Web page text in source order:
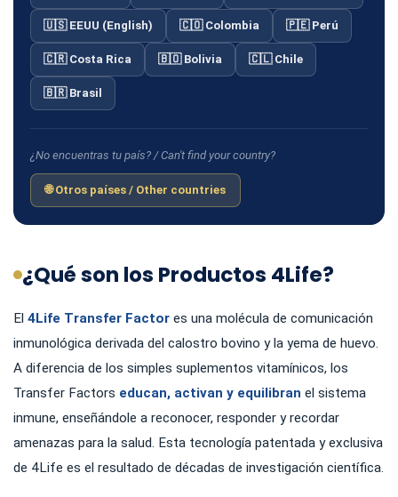
🇺🇸 EEUU (English) 🇨🇴 Colombia 🇵🇪 Perú
🇨🇷 Costa Rica 🇧🇴 Bolivia 🇨🇱 Chile
🇧🇷 Brasil
¿No encuentras tu país? / Can't find your country?
🌐 Otros países / Other countries
¿Qué son los Productos 4Life?
El 4Life Transfer Factor es una molécula de comunicación
inmunológica derivada del calostro bovino y la yema de huevo.
A diferencia de los simples suplementos vitamínicos, los
Transfer Factors educan, activan y equilibran el sistema
inmune, enseñándole a reconocer, responder y recordar
amenazas para la salud. Esta tecnología patentada y exclusiva
de 4Life es el resultado de décadas de investigación científica.